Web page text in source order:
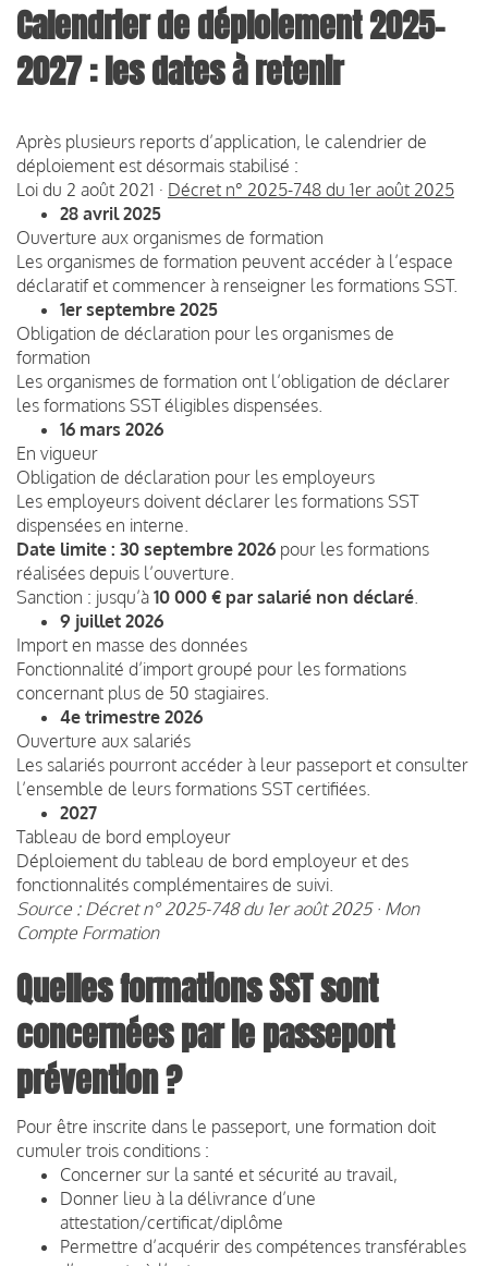
Calendrier de déploiement 2025-
2027 : les dates à retenir
Après plusieurs reports d’application, le calendrier de
déploiement est désormais stabilisé :
Loi du 2 août 2021 · Décret n° 2025-748 du 1er août 2025
28 avril 2025
Ouverture aux organismes de formation
Les organismes de formation peuvent accéder à l’espace
déclaratif et commencer à renseigner les formations SST.
1er septembre 2025
Obligation de déclaration pour les organismes de
formation
Les organismes de formation ont l’obligation de déclarer
les formations SST éligibles dispensées.
16 mars 2026
En vigueur
Obligation de déclaration pour les employeurs
Les employeurs doivent déclarer les formations SST
dispensées en interne.
Date limite : 30 septembre 2026 pour les formations
réalisées depuis l’ouverture.
Sanction : jusqu’à 10 000 € par salarié non déclaré
9 juillet 2026
Import en masse des données
Fonctionnalité d’import groupé pour les formations
concernant plus de 50 stagiaires.
4e trimestre 2026
Ouverture aux salariés
Les salariés pourront accéder à leur passeport et consulter
l’ensemble de leurs formations SST certifiées.
2027
Tableau de bord employeur
Déploiement du tableau de bord employeur et des
fonctionnalités complémentaires de suivi.
Source : Décret n° 2025-748 du 1er août 2025 · Mon
Compte Formation
Quelles formations SST sont
concernées par le passeport
prévention ?
Pour être inscrite dans le passeport, une formation doit
cumuler trois conditions :
Concerner sur la santé et sécurité au travail,
Donner lieu à la délivrance d’une
attestation/certificat/diplôme
Permettre d’acquérir des compétences transférables